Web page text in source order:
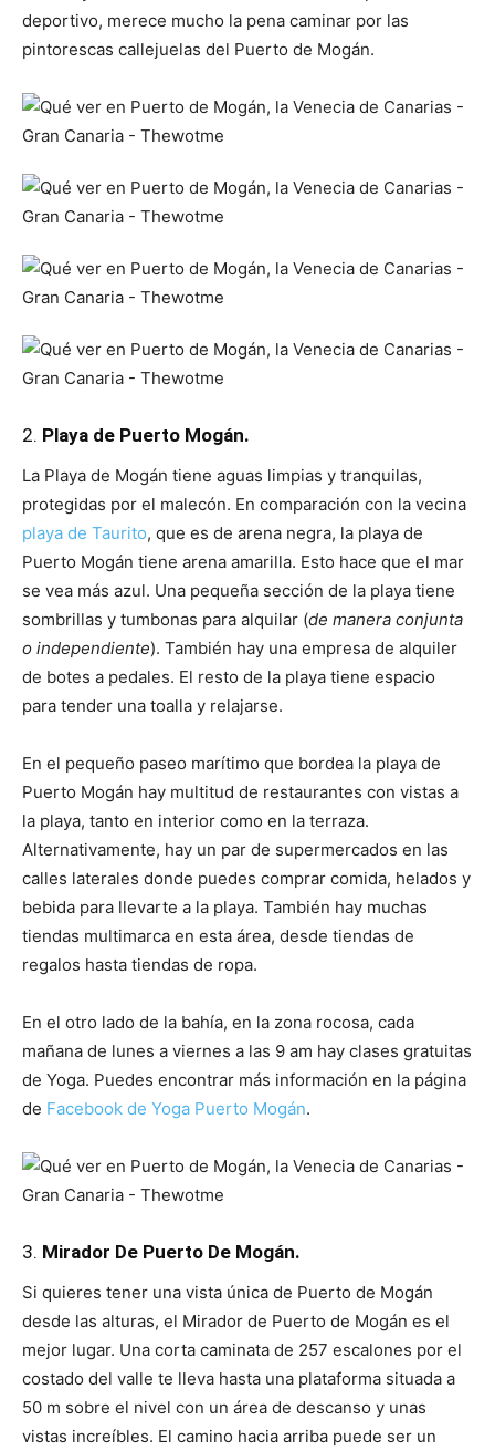
deportivo, merece mucho la pena caminar por las
pintorescas callejuelas del Puerto de Mogán.
2. Playa de Puerto Mogán.
La Playa de Mogán tiene aguas limpias y tranquilas,
protegidas por el malecón. En comparación con la vecina
playa de Taurito, que es de arena negra, la playa de
Puerto Mogán tiene arena amarilla. Esto hace que el mar
se vea más azul. Una pequeña sección de la playa tiene
sombrillas y tumbonas para alquilar (de manera conjunta
o independiente). También hay una empresa de alquiler
de botes a pedales. El resto de la playa tiene espacio
para tender una toalla y relajarse.
En el pequeño paseo marítimo que bordea la playa de
Puerto Mogán hay multitud de restaurantes con vistas a
la playa, tanto en interior como en la terraza.
Alternativamente, hay un par de supermercados en las
calles laterales donde puedes comprar comida, helados y
bebida para llevarte a la playa. También hay muchas
tiendas multimarca en esta área, desde tiendas de
regalos hasta tiendas de ropa.
En el otro lado de la bahía, en la zona rocosa, cada
mañana de lunes a viernes a las 9 am hay clases gratuitas
de Yoga. Puedes encontrar más información en la página
de Facebook de Yoga Puerto Mogán.
3. Mirador De Puerto De Mogán.
Si quieres tener una vista única de Puerto de Mogán
desde las alturas, el Mirador de Puerto de Mogán es el
mejor lugar. Una corta caminata de 257 escalones por el
costado del valle te lleva hasta una plataforma situada a
50 m sobre el nivel con un área de descanso y unas
vistas increíbles. El camino hacia arriba puede ser un